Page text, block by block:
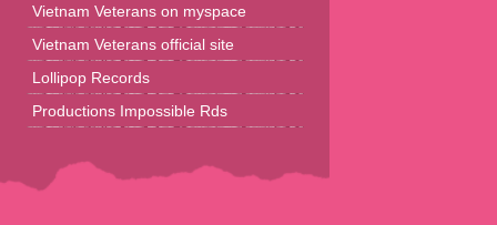
Vietnam Veterans on myspace
Vietnam Veterans official site
Lollipop Records
Productions Impossible Rds